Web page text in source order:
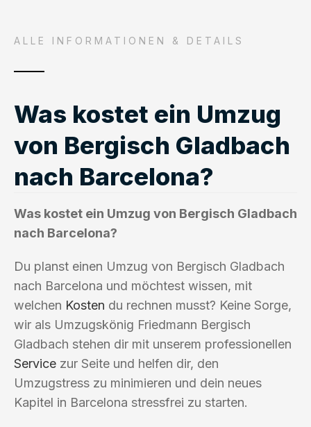
ALLE INFORMATIONEN & DETAILS
Was kostet ein Umzug
von Bergisch Gladbach
nach Barcelona?
Was kostet ein Umzug von Bergisch Gladbach
nach Barcelona?
Du planst einen Umzug von Bergisch Gladbach
nach Barcelona und möchtest wissen, mit
welchen Kosten du rechnen musst? Keine Sorge,
wir als Umzugskönig Friedmann Bergisch
Gladbach stehen dir mit unserem professionellen
Service zur Seite und helfen dir, den
Umzugstress zu minimieren und dein neues
Kapitel in Barcelona stressfrei zu starten.